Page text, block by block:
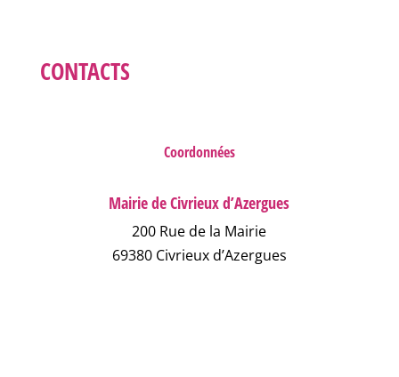
CONTACTS
Coordonnées
Mairie de Civrieux d’Azergues
200 Rue de la Mairie
69380 Civrieux d’Azergues